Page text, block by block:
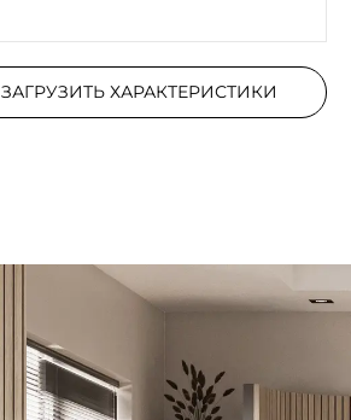
ЗАГРУЗИТЬ ХАРАКТЕРИСТИКИ